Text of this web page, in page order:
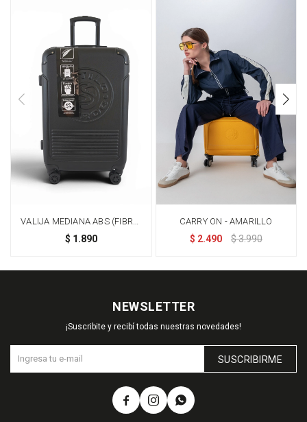
VALIJA MEDIANA ABS (FIBRA)
DE 24" - NEGRO
$ 1.890
CARRY ON - AMARILLO
$ 2.490 $3.990
NEWSLETTER
¡Suscribite y recibí todas nuestras novedades!
SUSCRIBIRME
  